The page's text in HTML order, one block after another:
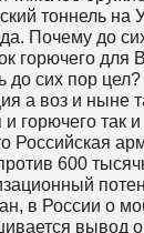
тоннель на
Почему до
горючего для
до сих пор
а воз и ныне
горючего так
Российская
600
в России о
вывод о